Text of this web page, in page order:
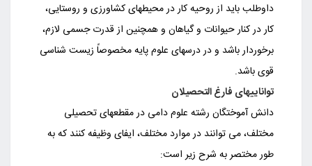
داوطلب باید از روحیه کار در محیطهای کشاورزی و روستایی،
کار در کنار حیوانات و گیاهان و همچنین از قدرت جسمی لازم،
برخوردار باشد و در درسهای علوم پایه مخصوصاً زیست شناسی
قوی باشد.
تواناییهای فارغ التحصیلان
دانش آموختگان رشته علوم دامی در مقطعهای تحصیلی
مختلف، می توانند در موارد مختلف، ایفای وظیفه کنند که به
طور مختصر به شرح زیر است: